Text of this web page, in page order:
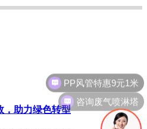
，助力绿色转型
PP风管特惠9元1米
咨询废气喷淋塔